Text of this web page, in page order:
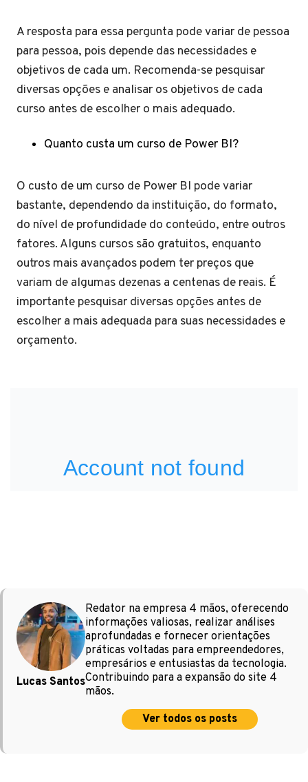
A resposta para essa pergunta pode variar de pessoa
para pessoa, pois depende das necessidades e
objetivos de cada um. Recomenda-se pesquisar
diversas opções e analisar os objetivos de cada
curso antes de escolher o mais adequado.
Quanto custa um curso de Power BI?
O custo de um curso de Power BI pode variar
bastante, dependendo da instituição, do formato,
do nível de profundidade do conteúdo, entre outros
fatores. Alguns cursos são gratuitos, enquanto
outros mais avançados podem ter preços que
variam de algumas dezenas a centenas de reais. É
importante pesquisar diversas opções antes de
escolher a mais adequada para suas necessidades e
orçamento.
Lucas Santos
Redator na empresa 4 mãos, oferecendo
informações valiosas, realizar análises
aprofundadas e fornecer orientações
práticas voltadas para empreendedores,
empresários e entusiastas da tecnologia.
Contribuindo para a expansão do site 4
mãos.
Ver todos os posts